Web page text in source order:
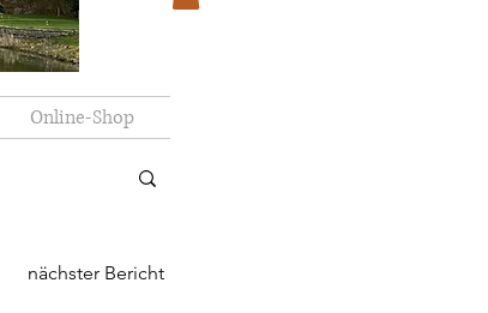
Online-Shop
nächster Bericht